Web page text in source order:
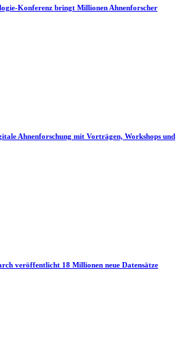
Konferenz bringt Millionen Ahnenforscher
Ahnenforschung mit Vorträgen, Workshops und
veröffentlicht 18 Millionen neue Datensätze